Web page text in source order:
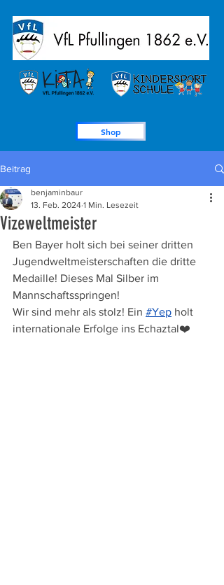
Shop
Beitrag
Vizeweltmeister
benjaminbaur
13. Feb. 2024 1 Min. Lesezeit
Ben Bayer holt sich bei seiner dritten
Jugendweltmeisterschaften die dritte
Medaille! Dieses Mal Silber im
Mannschaftsspringen!
Wir sind mehr als stolz! Ein #Yep holt
internationale Erfolge ins Echaztal❤️